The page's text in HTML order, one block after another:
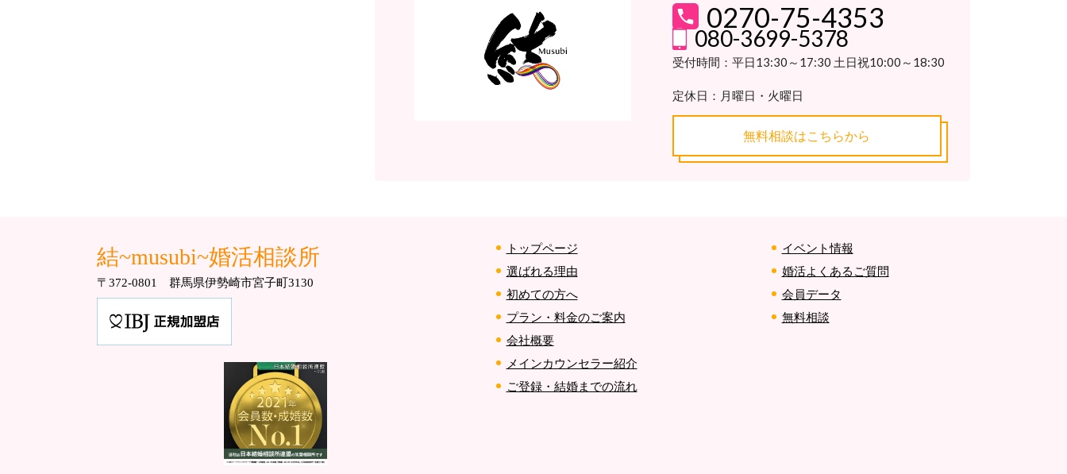
0270-75-4353
080-3699-5378
受付時間：平日13:30～17:30 土日祝10:00～18:30
定休日：月曜日・火曜日
無料相談はこちらから
結~musubi~婚活相談所
〒372-0801 群馬県伊勢崎市宮子町3130
トップページ
選ばれる理由
初めての方へ
プラン・料金のご案内
会社概要
メインカウンセラー紹介
ご登録・結婚までの流れ
イベント情報
婚活よくあるご質問
会員データ
無料相談